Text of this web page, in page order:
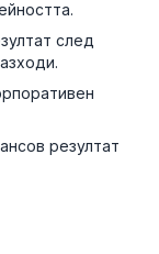
след
резултат